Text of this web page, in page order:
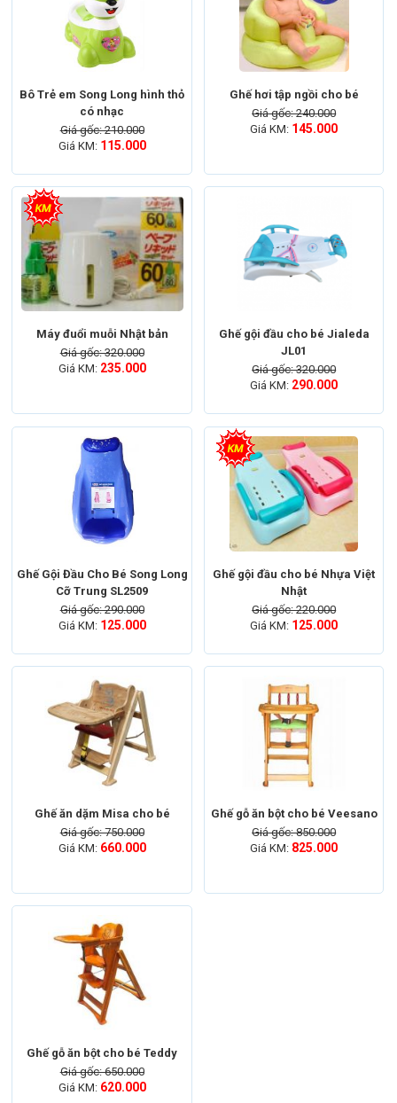
Bô Trẻ em Song Long hình thỏ
có nhạc
Giá gốc: 210.000
Giá KM: 115.000
Ghế hơi tập ngồi cho bé
Giá gốc: 240.000
Giá KM: 145.000
Máy đuổi muỗi Nhật bản
Giá gốc: 320.000
Giá KM: 235.000
Ghế gội đầu cho bé Jialeda
JL01
Giá gốc: 320.000
Giá KM: 290.000
Ghế Gội Đầu Cho Bé Song Long
Cỡ Trung SL2509
Giá gốc: 290.000
Giá KM: 125.000
Ghế gội đầu cho bé Nhựa Việt
Nhật
Giá gốc: 220.000
Giá KM: 125.000
Ghế ăn dặm Misa cho bé
Giá gốc: 750.000
Giá KM: 660.000
Ghế gỗ ăn bột cho bé Veesano
Giá gốc: 850.000
Giá KM: 825.000
Ghế gỗ ăn bột cho bé Teddy
Giá gốc: 650.000
Giá KM: 620.000